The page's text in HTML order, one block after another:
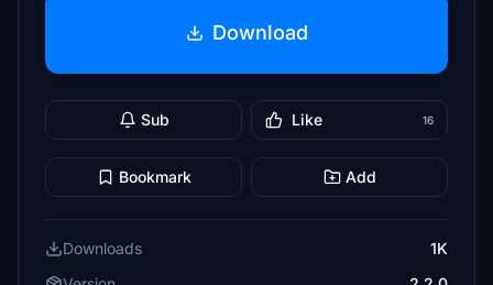
Download
Sub Like 16
Bookmark Add
Downloads
1K